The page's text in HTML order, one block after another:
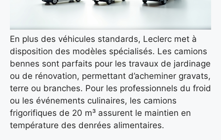
En plus des véhicules standards, Leclerc met à
disposition des modèles spécialisés. Les camions
bennes sont parfaits pour les travaux de jardinage
ou de rénovation, permettant d’acheminer gravats,
terre ou branches. Pour les professionnels du froid
ou les événements culinaires, les camions
frigorifiques de 20 m³ assurent le maintien en
température des denrées alimentaires.